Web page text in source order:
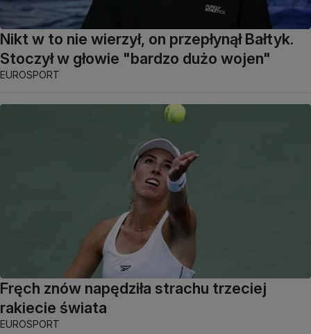
Nikt w to nie wierzył, on przepłynął Bałtyk.
Stoczył w głowie "bardzo dużo wojen"
EUROSPORT
Fręch znów napędziła strachu trzeciej
rakiecie świata
EUROSPORT